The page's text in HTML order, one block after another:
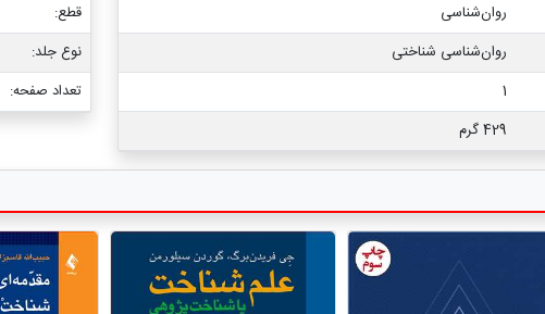
روان‌شناسی
روان‌‌شناسی شناختی
1
429 گرم
قطع:
نوع جلد:
تعداد صفحه: